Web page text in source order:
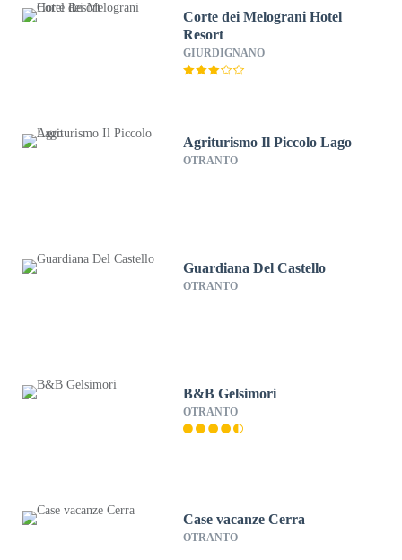
Corte dei Melograni Hotel
Resort
GIURDIGNANO
Agriturismo Il Piccolo Lago
OTRANTO
Guardiana Del Castello
OTRANTO
B&B Gelsimori
OTRANTO
Case vacanze Cerra
OTRANTO